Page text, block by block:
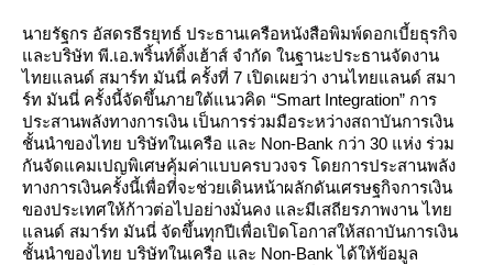
นายรัฐกร อัสดรธีรยุทธ์ ประธานเครือหนังสือพิมพ์ดอกเบี้ยธุรกิจ
ละบริษัท พี.เอ.พริ้นท์ติ้งเฮ้าส์ จำกัด ในฐานะประธานจัดงาน
ไทยแลนด์ สมาร์ท มันนี่ ครั้งที่ 7 เปิดเผยว่า งานไทยแลนด์ สมา
ร์ท มันนี่ ครั้งนี้จัดขึ้นภายใต้แนวคิด “Smart Integration” การ
ประสานพลังทางการเงิน เป็นการร่วมมือระหว่างสถาบันการเงิน
ชั้นนำของไทย บริษัทในเครือ และ Non-Bank กว่า 30 แห่ง ร่วม
กันจัดแคมเปญพิเศษคุ้มค่าแบบครบวงจร โดยการประสานพลัง
ทางการเงินครั้งนี้เพื่อที่จะช่วยเดินหน้าผลักดันเศรษฐกิจการเงิน
ของประเทศให้ก้าวต่อไปอย่างมั่นคง และมีเสถียรภาพงาน ไท
ลนด์ สมาร์ท มันนี่ จัดขึ้นทุกปีเพื่อเปิดโอกาสให้สถาบันการเงิน
ชั้นนำของไทย บริษัทในเครือ และ Non-Bank ได้ให้ข้อมูล